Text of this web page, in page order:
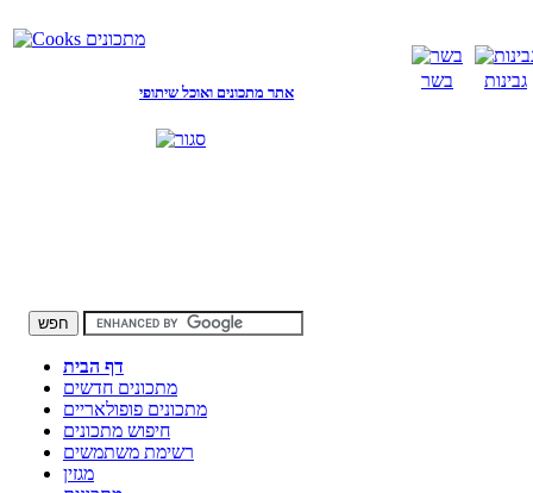
אתר מתכונים ואוכל שיתופי
בשר גבינות
דף הבית
מתכונים חדשים
מתכונים פופולאריים
חיפוש מתכונים
רשימת משתמשים
מגזין